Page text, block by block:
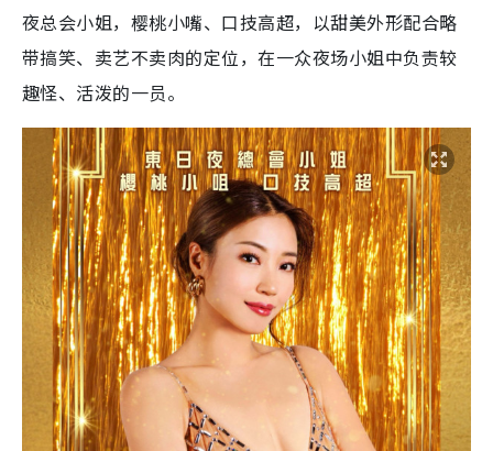
夜总会小姐，樱桃小嘴、口技高超，以甜美外形配合略
带搞笑、卖艺不卖肉的定位，在一众夜场小姐中负责较
趣怪、活泼的一员。